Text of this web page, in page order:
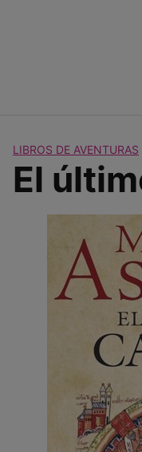
LIBROS DE AVENTURAS
El